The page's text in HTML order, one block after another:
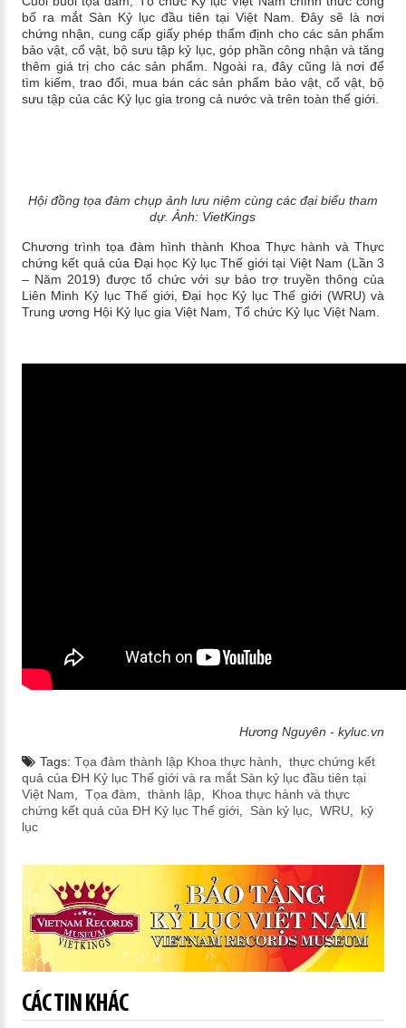
bố ra mắt Sàn Kỷ lục đầu tiên tại Việt Nam. Đây sẽ là nơi
chứng nhận, cung cấp giấy phép thẩm định cho các sản phẩm
bảo vật, cổ vật, bộ sưu tập kỷ lục, góp phần công nhận và tăng
thêm giá trị cho các sản phẩm. Ngoài ra, đây cũng là nơi để
tìm kiếm, trao đổi, mua bán các sản phẩm bảo vật, cổ vật, bộ
sưu tập của các Kỷ lục gia trong cả nước và trên toàn thế giới.
Hội đồng tọa đàm chụp ảnh lưu niệm cùng các đại biểu tham
dự.Ảnh: VietKings
Chương trình tọa đàm hình thành Khoa Thực hành và Thực
chứng kết quả của Đại học Kỷ lục Thế giới tại Việt Nam (Lần 3
– Năm 2019) được tổ chức với sự bảo trợ truyền thông của
Liên Minh Kỷ lục Thế giới,Đại học Kỷ lục Thế giới (WRU) và
Trung ương Hội Kỷ lục gia Việt Nam, Tổ chức Kỷ lục Việt Nam.
Hương Nguyên - kyluc.vn
Tags: Tọa đàm thành lập Khoa thực hành
thực chứng kết
quả của ĐH Kỷ lục Thế giới và ra mắt Sàn kỷ lục đầu tiên tại
Việt Nam
Tọa đàm thành lập, Khoa thực hành và thực
chứng kết quả của ĐH Kỷ lục Thế giới, Sàn kỷ lục, WRU
kỷ
lục
CÁC TIN KHÁC